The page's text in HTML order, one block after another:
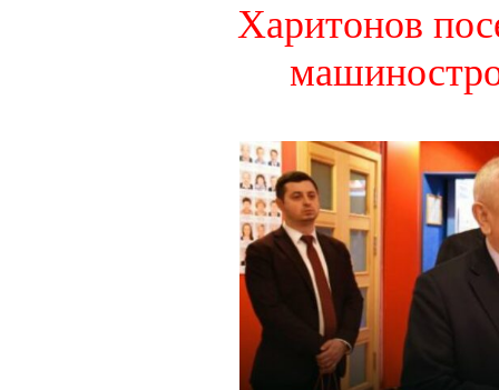
Харитонов